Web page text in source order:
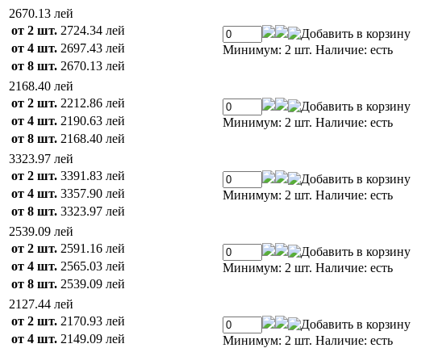
2670.13 лей
от 2 шт. 2724.34 лей
от 4 шт. 2697.43 лей
от 8 шт. 2670.13 лей
Минимум: 2 шт. Наличие: есть
2168.40 лей
от 2 шт. 2212.86 лей
от 4 шт. 2190.63 лей
от 8 шт. 2168.40 лей
Минимум: 2 шт. Наличие: есть
3323.97 лей
от 2 шт. 3391.83 лей
от 4 шт. 3357.90 лей
от 8 шт. 3323.97 лей
Минимум: 2 шт. Наличие: есть
2539.09 лей
от 2 шт. 2591.16 лей
от 4 шт. 2565.03 лей
от 8 шт. 2539.09 лей
Минимум: 2 шт. Наличие: есть
2127.44 лей
от 2 шт. 2170.93 лей
от 4 шт. 2149.09 лей
Минимум: 2 шт. Наличие: есть